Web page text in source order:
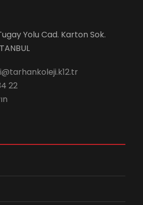
Yolu Cad. Karton Sok.
22